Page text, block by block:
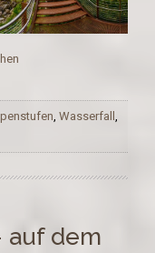
Wasserfall
auf dem